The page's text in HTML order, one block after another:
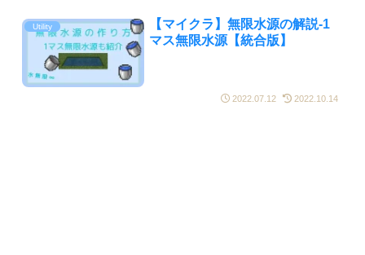
Utility
【マイクラ】無限水源の解説-1
マス無限水源【統合版】
2022.07.12 2022.10.14